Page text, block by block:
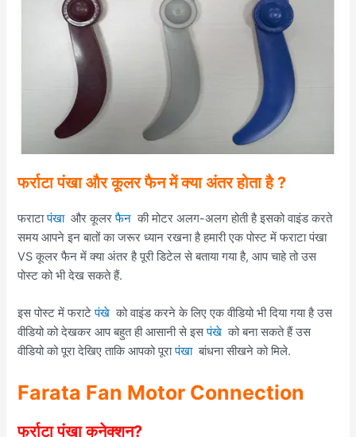
फर्राटा पंखा और कूलर फैन में क्या अंतर होता है ?
फराटापंखा और कूलरफैन की मोटर अलग-अलग होती है इसको वाइंड करते
समय आपने इन बातों का जरूर ध्यान रखना है हमारी एक पोस्ट में फराटा पंखा
VS कूलर फैन में क्या अंतर है पूरी डिटेल से बताया गया है, आप चाहे तो उस
पोस्ट को भी देख सकते हैं.
इस पोस्ट में फराटेपंखे को वाइंड करने के लिए एक वीडियो भी दिया गया है उस
वीडियो को देखकर आप बहुत ही आसानी से इसपंखे को बना सकते हैं उस
वीडियो को पूरा देखिए ताकि आपको पूरापंखा बांधना सीखने को मिले.
Farata Fan Motor Connection
फर्राटा पंखा कनेक्शन?